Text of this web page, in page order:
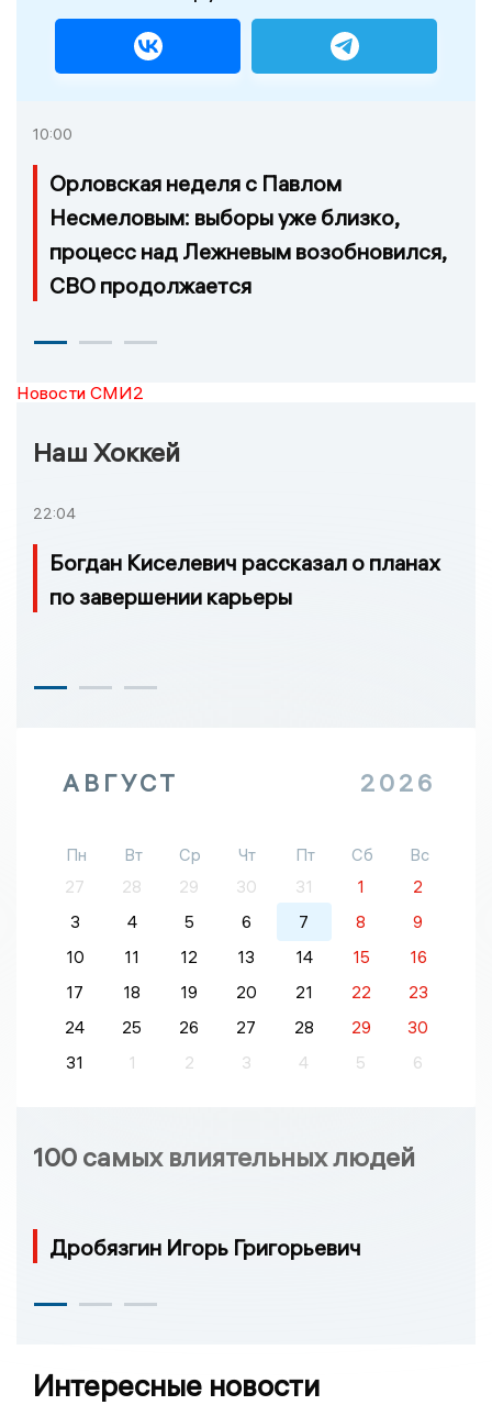
10:00
Орловская неделя с Павлом
Несмеловым: выборы уже близко,
процесс над Лежневым возобновился,
СВО продолжается
Новости СМИ2
Наш Хоккей
22:04
Богдан Киселевич рассказал о планах
по завершении карьеры
АВГУСТ 2026
Пн Вт Ср Чт Пт Сб
Вс
27
28 29 30 31 1
2
3
4 5 6 7 8
9
10
11 12 13 14 15
16
17
18 19 20 21 22
23
24
25 26 27 28 29
30
31
1 2 3 4 5 6
100 самых влиятельных людей
Дробязгин Игорь Григорьевич
Интересные новости